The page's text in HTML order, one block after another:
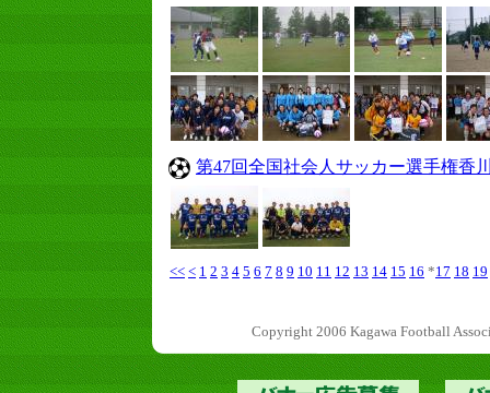
第47回全国社会人サッカー選手権香
<< < 1 2 3 4 5 6 7 8 9 10 11 12 13 14 15 16 *17 18 19
Copyright 2006 Kagawa Football